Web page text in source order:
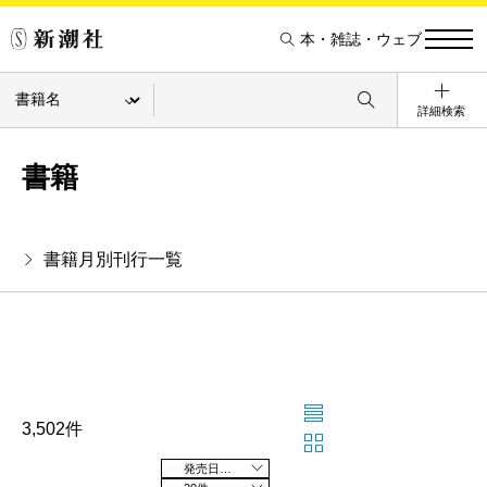
本・雑誌・ウェブ
詳細検索
書籍
書籍月別刊行一覧
3,502件